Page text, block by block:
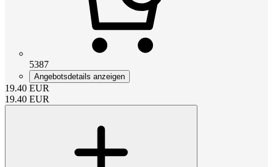
5387
Angebotsdetails anzeigen
19.40 EUR
19.40 EUR